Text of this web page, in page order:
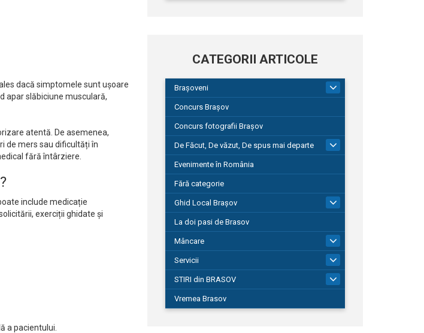
dacă simptomele sunt ușoare
apar slăbiciune musculară,
atentă. De asemenea,
de mers sau dificultăți în
fără întârziere.
include medicație
exerciții ghidate și
a pacientului.
CATEGORII ARTICOLE
Brașoveni
Concurs Brașov
Concurs fotografii Brașov
De Făcut, De văzut, De spus mai departe
149
Evenimente în România
Fără categorie
Ghid Local Brașov
La doi pasi de Brasov
Mâncare
Servicii
STIRI din BRASOV
194
Vremea Brasov